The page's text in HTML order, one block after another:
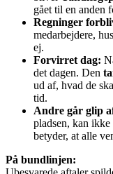
gået til en anden
Regninger
medarbejdere,
ej.
Forvirret dag:
det dagen. Den
ud af, hvad de
tid.
Andre går glip
pladsen, kan ikke
betyder, at alle
På bundlinjen: